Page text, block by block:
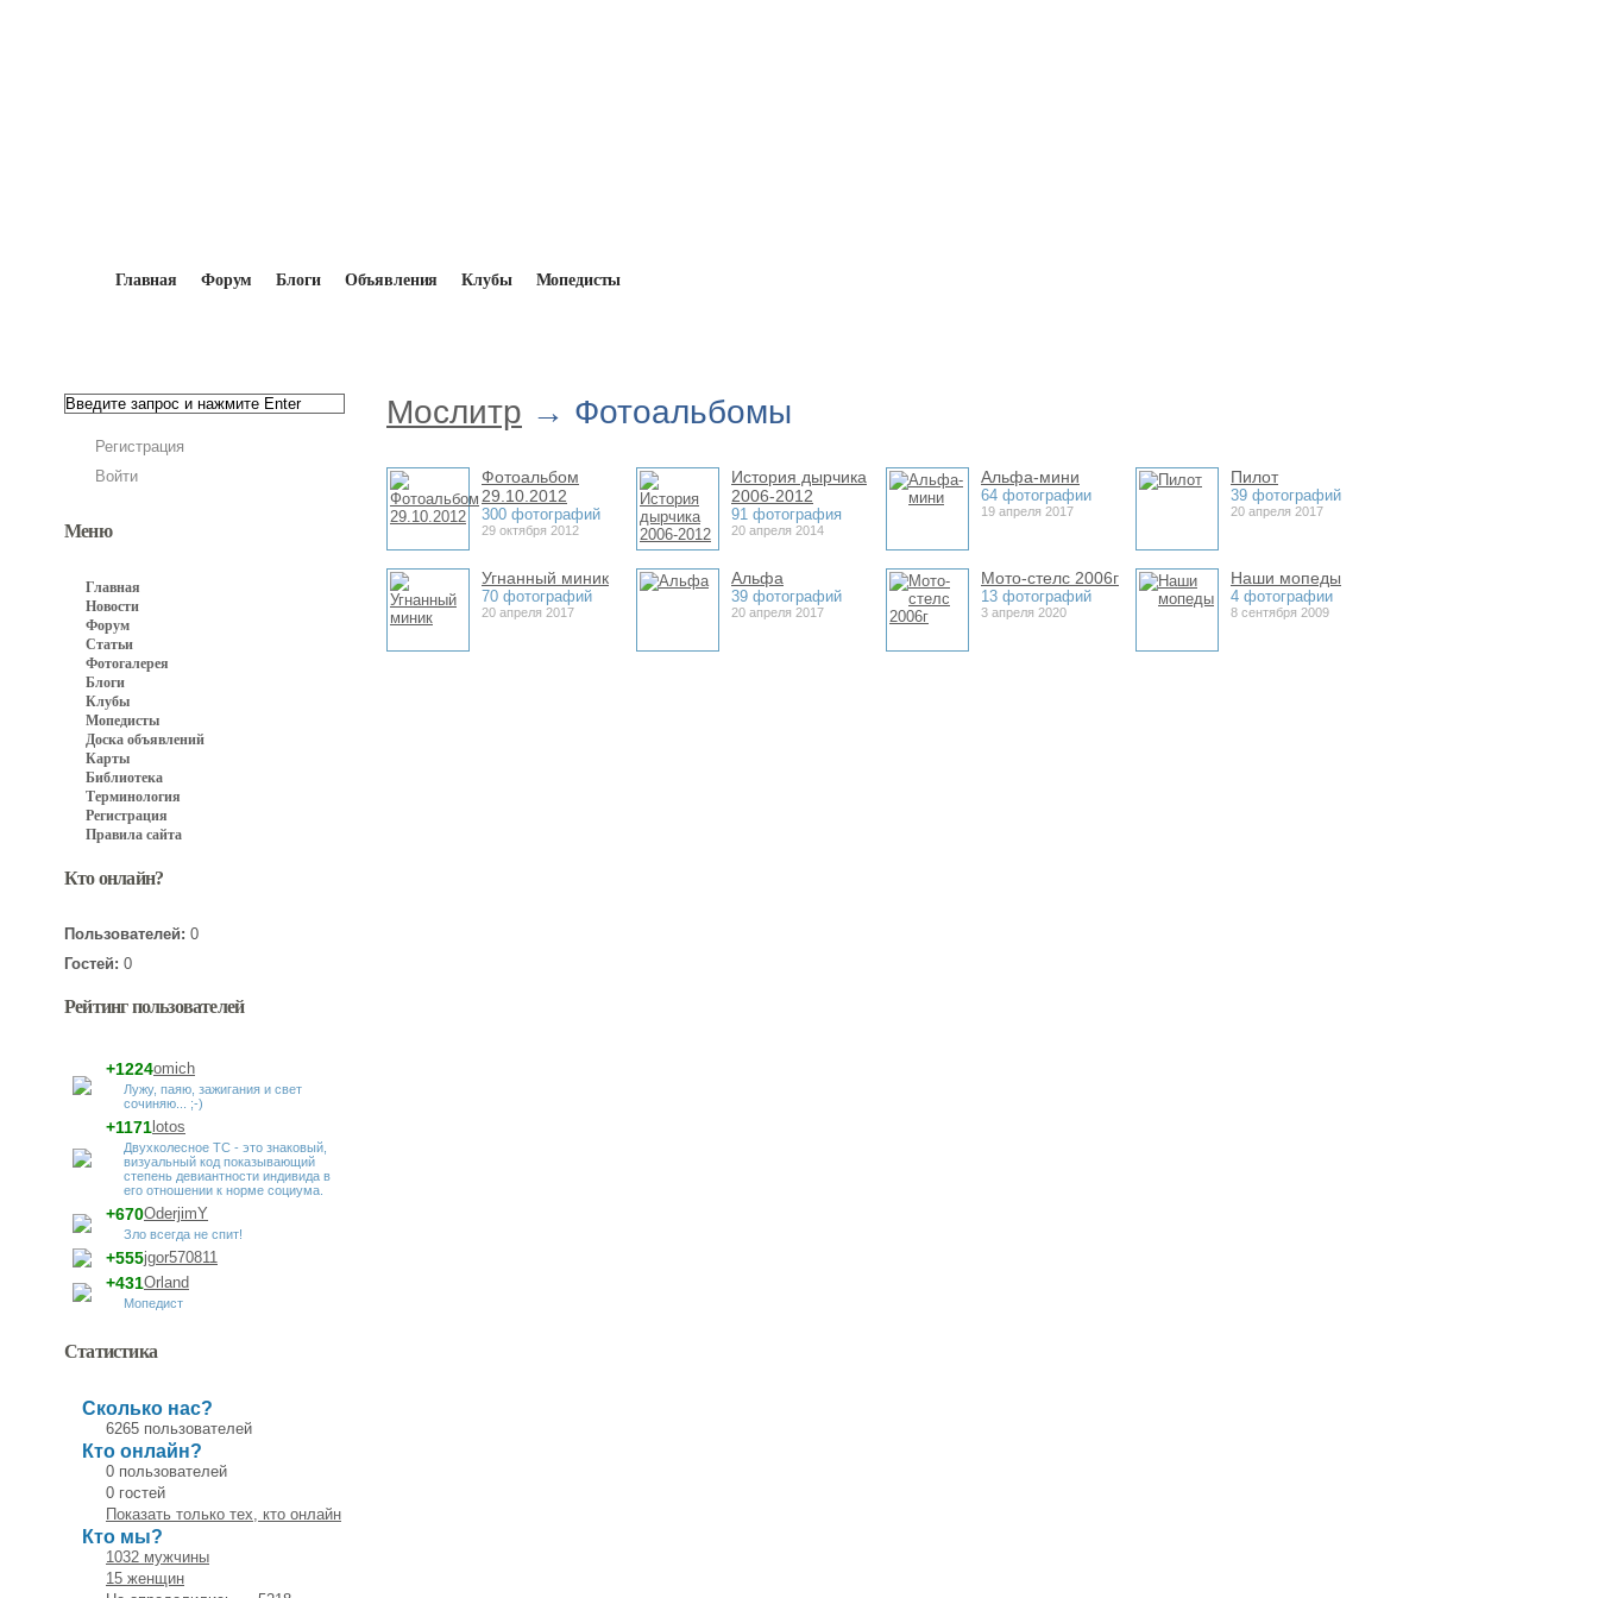
Главная Форум Блоги Объявления Клубы Мопедисты
Регистрация
Войти
Меню
Главная
Новости
Форум
Статьи
Фотогалерея
Блоги
Клубы
Мопедисты
Доска объявлений
Карты
Библиотека
Терминология
Регистрация
Правила сайта
Кто онлайн?
Пользователей: 0
Гостей: 0
Рейтинг пользователей
omich
+1224
Лужу, паяю, зажигания и свет
сочиняю... ;-)
lotos
+1171
Двухколесное ТС - это знаковый,
визуальный код показывающий
степень девиантности индивида в
его отношении к норме социума.
OderjimY
+670
Зло всегда не спит!
jgor570811
+555
Orland
+431
Мопедист
Статистика
Сколько нас?
6265 пользователей
Кто онлайн?
0 пользователей
0 гостей
Показать только тех, кто онлайн
Кто мы?
1032 мужчины
15 женщин
Мослитр → Фотоальбомы
Фотоальбом
29.10.2012
300 фотографий
29 октября 2012
История дырчика
2006-2012
91 фотография
20 апреля 2014
Альфа-мини
64 фотографии
19 апреля 2017
Пилот
39 фотографий
20 апреля 2017
Угнанный миник
70 фотографий
20 апреля 2017
Альфа
39 фотографий
20 апреля 2017
Мото-стелс 2006г
13 фотографий
3 апреля 2020
Наши мопеды
4 фотографии
8 сентября 2009